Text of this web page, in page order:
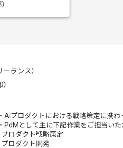
ランス）
・AIプロダクトにおける戦略策定に携
・PdMとして主に下記作業をご担当い
プロダクト戦略策定
プロダクト開発